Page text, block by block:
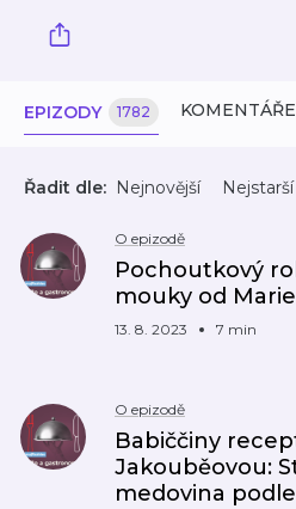
EPIZODY 1782 KOMENTÁŘE
Řadit dle: Nejnovější Nejstarší
O epizodě
Pochoutkový
mouky od
13. 8. 2023 7 min
O epizodě
Babiččiny
Jakouběovou:
medovina